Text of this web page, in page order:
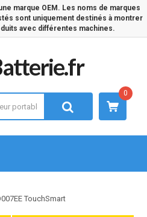
marque OEM. Les noms de marques
sont uniquement destinés à montrer
avec différentes machines.
0
TouchSmart